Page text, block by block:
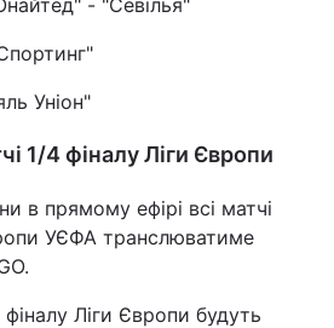
- "Севілья"
Уніон"
1/4 фіналу Ліги Європи
в прямому ефірі всі матчі
УЄФА транслюватиме
фіналу Ліги Європи будуть